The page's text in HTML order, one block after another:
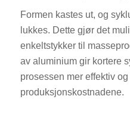
Formen kastes ut, og
lukkes. Dette gjør det
enkeltstykker til
av aluminium gir kortere
prosessen mer effektiv
produksjonskostnadene.